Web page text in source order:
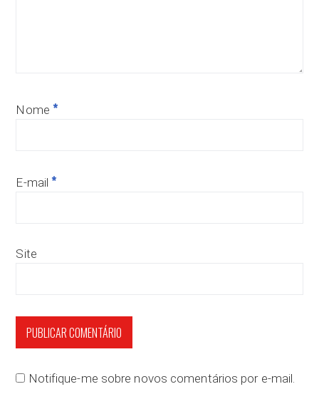
Nome *
E-mail *
Site
Notifique-me sobre novos comentários por e-mail.